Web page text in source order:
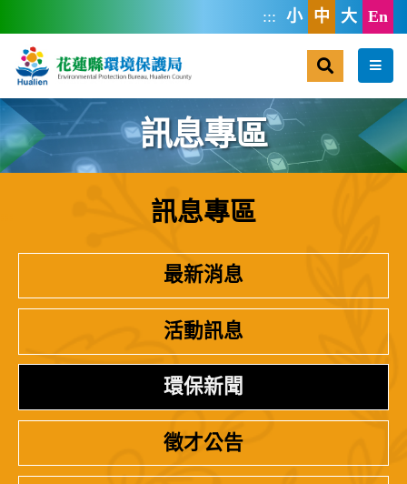
::: 小 中 大 En
選單
訊息專區
訊息專區
最新消息
活動訊息
環保新聞
徵才公告